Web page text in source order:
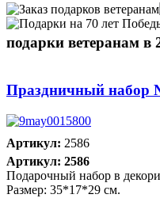
подарки ветеранам в
Праздничный набор
Артикул: 2586
Артикул: 2586
Подарочный набор в
Размер: 35*17*29 см.